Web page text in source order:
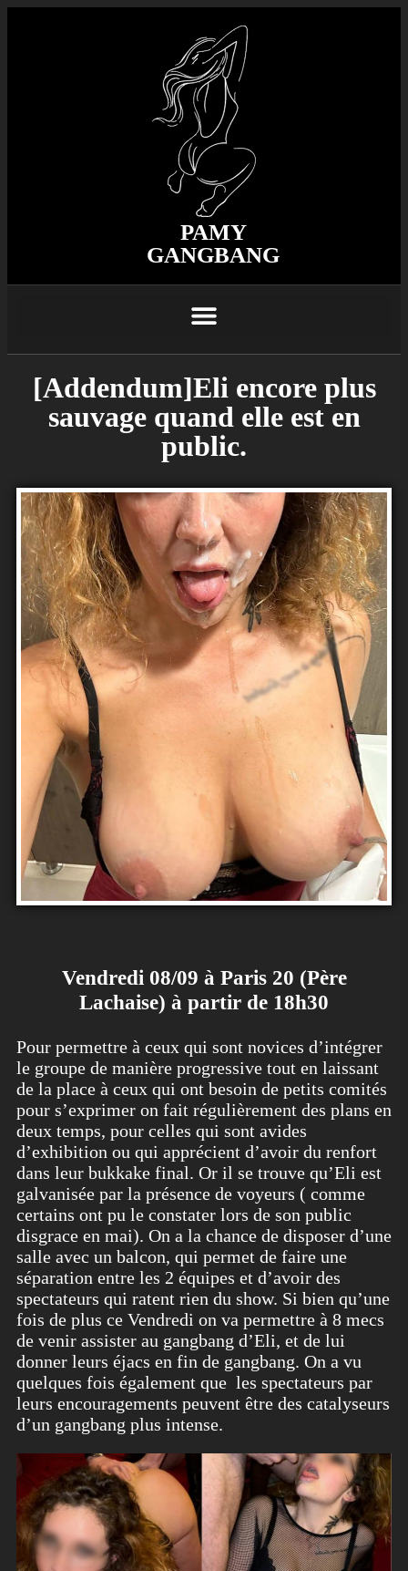
PAMY
GANGBANG
[Addendum]Eli encore plus
sauvage quand elle est en
public.
Vendredi 08/09 à Paris 20 (Père
Lachaise) à partir de 18h30
Pour permettre à ceux qui sont novices d’intégrer
le groupe de manière progressive tout en laissant
de la place à ceux qui ont besoin de petits comités
pour s’exprimer on fait régulièrement des plans en
deux temps, pour celles qui sont avides
d’exhibition ou qui apprécient d’avoir du renfort
dans leur bukkake final. Or il se trouve qu’Eli est
galvanisée par la présence de voyeurs ( comme
certains ont pu le constater lors de son public
disgrace en mai). On a la chance de disposer d’une
salle avec un balcon, qui permet de faire une
séparation entre les 2 équipes et d’avoir des
spectateurs qui ratent rien du show. Si bien qu’une
fois de plus ce Vendredi on va permettre à 8 mecs
de venir assister au gangbang d’Eli, et de lui
donner leurs éjacs en fin de gangbang. On a vu
quelques fois également que les spectateurs par
leurs encouragements peuvent être des catalyseurs
d’un gangbang plus intense.